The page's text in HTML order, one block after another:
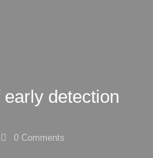
detection
0 Comments